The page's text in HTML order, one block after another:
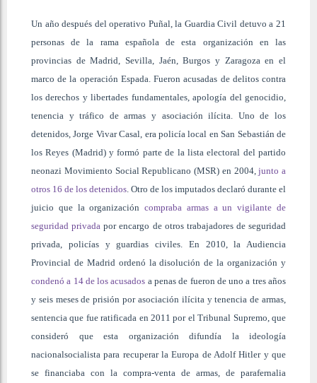
Un año después del operativo Puñal, la Guardia Civil detuvo a 21
personas de la rama española de esta organización en las
provincias de Madrid, Sevilla, Jaén, Burgos y Zaragoza en el
marco de la operación Espada. Fueron acusadas de delitos contra
los derechos y libertades fundamentales, apología del genocidio,
tenencia y tráfico de armas y asociación ilícita. Uno de los
detenidos, Jorge Vivar Casal, era policía local en San Sebastián de
los Reyes (Madrid) y formó parte de la lista electoral del partido
neonazi Movimiento Social Republicano (MSR) en 2004,junto a
otros 16 de los detenidos. Otro de los imputados declaró durante el
juicio que la organizacióncompraba armas a un vigilante de
seguridad privada por encargo de otros trabajadores de seguridad
privada, policías y guardias civiles. En 2010, la Audiencia
Provincial de Madrid ordenó la disolución de la organización y
condenó a 14 de los acusados a penas de fueron de uno a tres años
y seis meses de prisión por asociación ilícita y tenencia de armas,
sentencia que fue ratificada en 2011 por el Tribunal Supremo, que
consideró que esta organización difundía la ideología
nacionalsocialista para recuperar la Europa de Adolf Hitler y que
se financiaba con la compra-venta de armas, de parafernalia